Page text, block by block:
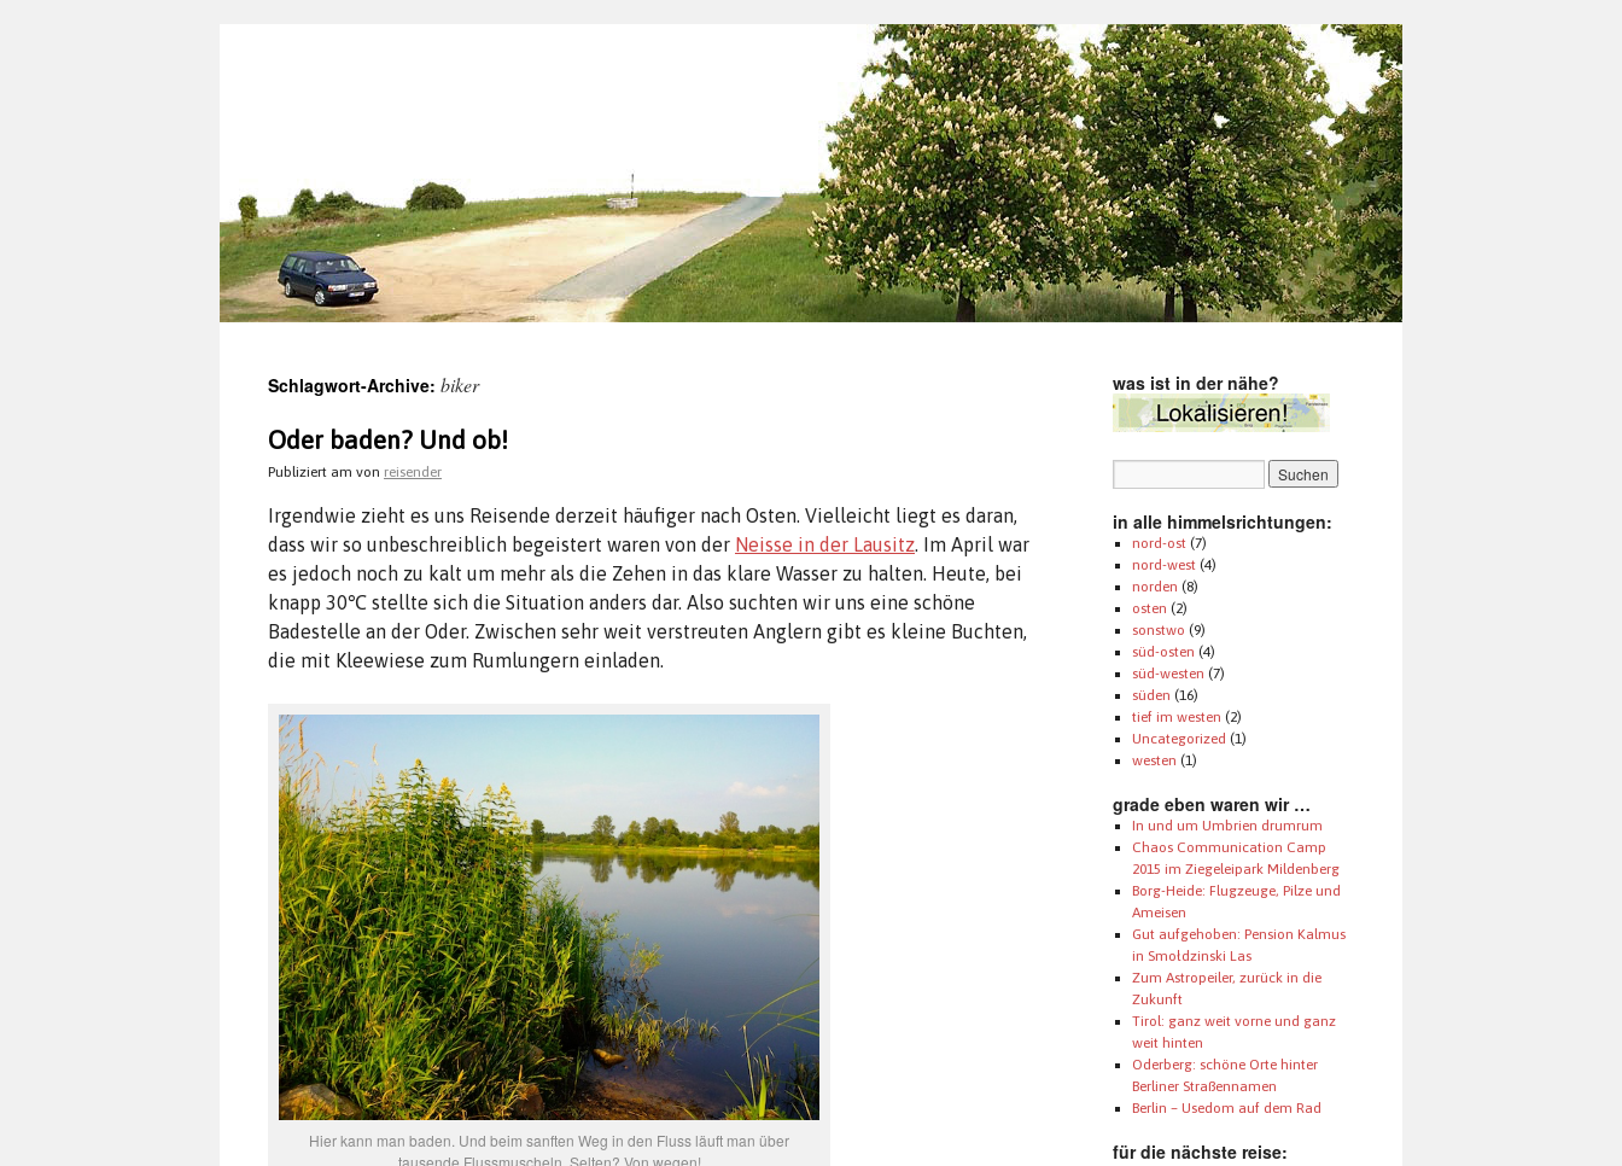
Schlagwort-Archive: biker
Oder baden? Und ob!
Publiziert am von reisender
Irgendwie zieht es uns Reisende derzeit häufiger nach Osten. Vielleicht liegt es daran,
dass wir so unbeschreiblich begeistert waren von der Neisse in der Lausitz. Im April war
es jedoch noch zu kalt um mehr als die Zehen in das klare Wasser zu halten. Heute, bei
knapp 30℃ stellte sich die Situation anders dar. Also suchten wir uns eine schöne
Badestelle an der Oder. Zwischen sehr weit verstreuten Anglern gibt es kleine Buchten,
die mit Kleewiese zum Rumlungern einladen.
Hier kann man baden. Und beim sanften Weg in den Fluss läuft man über
tausende Flussmuscheln. Selten? Von wegen!
was ist in der nähe?
in alle himmelsrichtungen:
nord-ost(7)
nord-west(4)
norden (8)
osten (2)
sonstwo (9)
süd-osten (4)
süd-westen (7)
süden (16)
tief im westen (2)
Uncategorized (1)
westen (1)
grade eben waren wir …
In und um Umbrien drumrum
Chaos Communication Camp
2015 im Ziegeleipark Mildenberg
Borg-Heide: Flugzeuge, Pilze und
Ameisen
Gut aufgehoben: Pension Kalmus
in Smołdzinski Las
Zum Astropeiler, zurück in die
Zukunft
Tirol: ganz weit vorne und ganz
weit hinten
Oderberg: schöne Orte hinter
Berliner Straßennamen
Berlin – Usedom auf dem Rad
für die nächste reise: